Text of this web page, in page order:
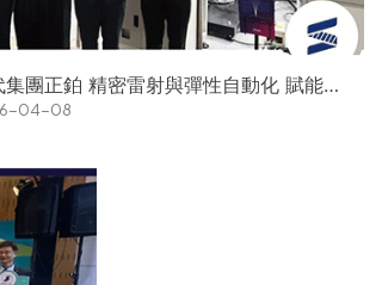
集團正鉑 精密雷射與彈性自動化 賦能智
造解方電子展亮相
04-08